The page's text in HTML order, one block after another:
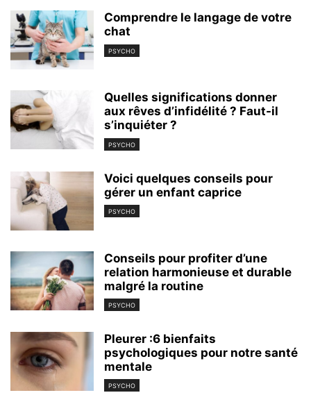
Comprendre le langage de votre
chat
PSYCHO
Quelles significations donner
aux rêves d’infidélité ? Faut-il
s’inquiéter ?
PSYCHO
Voici quelques conseils pour
gérer un enfant caprice
PSYCHO
Conseils pour profiter d’une
relation harmonieuse et durable
malgré la routine
PSYCHO
Pleurer :6 bienfaits
psychologiques pour notre santé
mentale
PSYCHO